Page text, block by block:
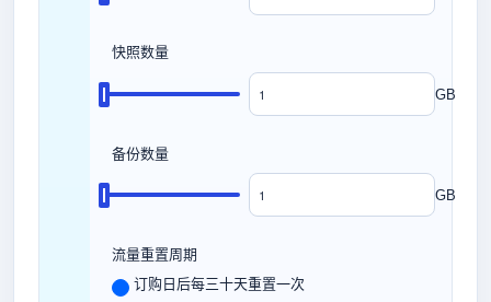
快照数量
GB
备份数量
GB
流量重置周期
订购日后每三十天重置一次